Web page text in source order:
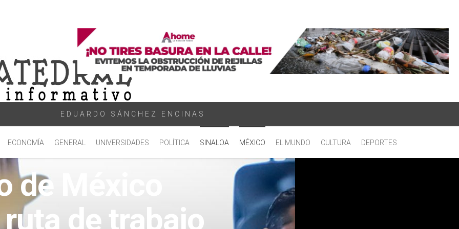
EDUARDO SÁNCHEZ ENCINAS
ECONOMÍA GENERAL UNIVERSIDADES POLÍTICA SINALOA MÉXICO EL MUNDO CULTURA DEPORTES
de México
de trabajo